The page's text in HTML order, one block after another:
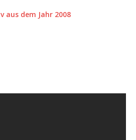
aus dem Jahr 2008